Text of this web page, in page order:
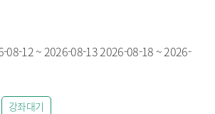
08-12 ~ 2026-08-132026-08-18 ~ 2026-
강좌대기